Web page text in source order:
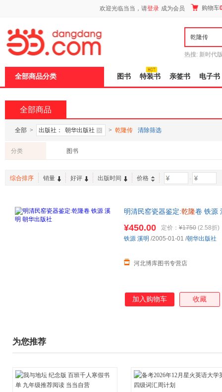
欢迎光临当当，请登录 成为会员 购物车
热搜: 新时代
全部商品分类 图书 特装书 亲签书 电子书
全部商品
全部 > 出版社： 朝华出版社 > 乾隆传 清除筛选
分类 图书
综合排序 销量 好评 出版时间 价格 -
明清民窑瓷器鉴定:乾隆卷 铁源
¥450.00 定价： ¥1750 (2.58折)
河北博库图书专营店
铁源 溪明 /2005-01-01 /朝华出版社
加入购物车 收藏
为您推荐
页
加